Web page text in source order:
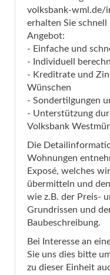
volksbank-wml.de/
erhalten Sie
Angebot:
- Einfache und
- Individuell
- Kreditrate und
Wünschen
- Sondertilgungen
- Unterstützung
Volksbank
Die
Wohnungen
Exposé, welches
übermitteln und
wie z.B. der Preis-
Grundrissen und
Baubeschreibung.
Bei Interesse an
Sie uns dies bitte
zu dieser Einheit